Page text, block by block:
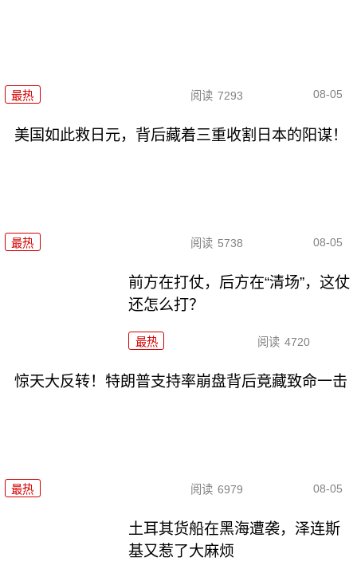
最热 阅读 7293 08-05
美国如此救日元，背后藏着三重收割日本的阳谋！
最热 阅读 5738 08-05
前方在打仗，后方在“清场”，这仗
还怎么打？
最热 阅读 4720
惊天大反转！特朗普支持率崩盘背后竟藏致命一击
最热 阅读 6979 08-05
土耳其货船在黑海遭袭，泽连斯
基又惹了大麻烦